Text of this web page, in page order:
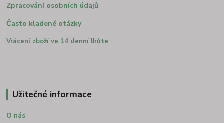
Zpracování osobních údajů
Často kladené otázky
Vrácení zboží ve 14 denní lhůte
Užitečné informace
O nás